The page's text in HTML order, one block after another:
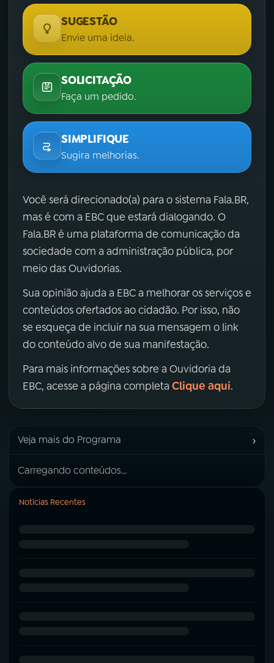
SUGESTÃO
Envie uma ideia.
SOLICITAÇÃO
Faça um pedido.
SIMPLIFIQUE
Sugira melhorias.
Você será direcionado(a) para o sistema Fala.BR,
mas é com a EBC que estará dialogando. O
Fala.BR é uma plataforma de comunicação da
sociedade com a administração pública, por
meio das Ouvidorias.
Sua opinião ajuda a EBC a melhorar os serviços e
conteúdos ofertados ao cidadão. Por isso, não
se esqueça de incluir na sua mensagem o link
do conteúdo alvo de sua manifestação.
Para mais informações sobre a Ouvidoria da
EBC, acesse a página completa Clique aqui.
Veja mais do Programa ›
Carregando conteúdos...
Notícias Recentes